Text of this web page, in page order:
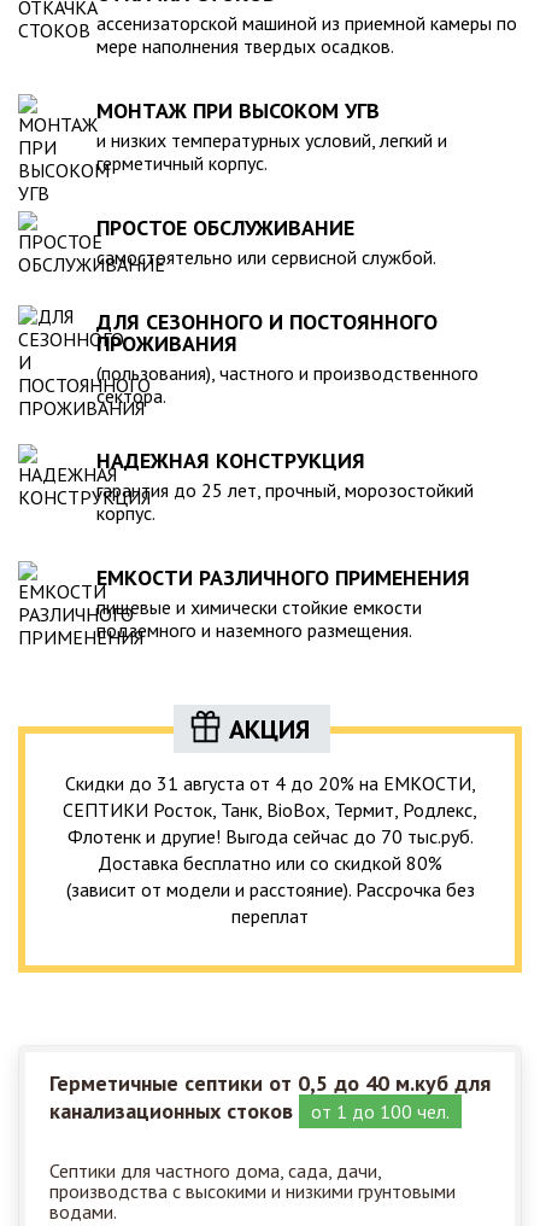
компанией, произведена в полном соответствии с
действующими стандартами и полностью безопасна в
экологическом отношении.
ассенизаторской машиной из приемной камеры по
мере наполнения твердых осадков.
МОНТАЖ ПРИ ВЫСОКОМ УГВ
и низких температурных условий, легкий и
герметичный корпус.
ПРОСТОЕ ОБСЛУЖИВАНИЕ
самостоятельно или сервисной службой.
ДЛЯ СЕЗОННОГО И ПОСТОЯННОГО
ПРОЖИВАНИЯ
(пользования), частного и производственного
сектора.
НАДЕЖНАЯ КОНСТРУКЦИЯ
гарантия до 25 лет, прочный, морозостойкий
корпус.
ЕМКОСТИ РАЗЛИЧНОГО ПРИМЕНЕНИЯ
пищевые и химически стойкие емкости
подземного и наземного размещения.
АКЦИЯ
Скидки до 31 августа от 4 до 20% на ЕМКОСТИ,
СЕПТИКИ Росток, Танк, BioBox, Термит, Родлекс,
Флотенк и другие! Выгода сейчас до 70 тыс.руб.
Доставка бесплатно или со скидкой 80%
(зависит от модели и расстояние). Рассрочка без
переплат
Герметичные септики от 0,5 до 40 м.куб для
канализационных стоков
от 1 до 100 чел.
Септики для частного дома, сада, дачи,
производства с высокими и низкими грунтовыми
водами.